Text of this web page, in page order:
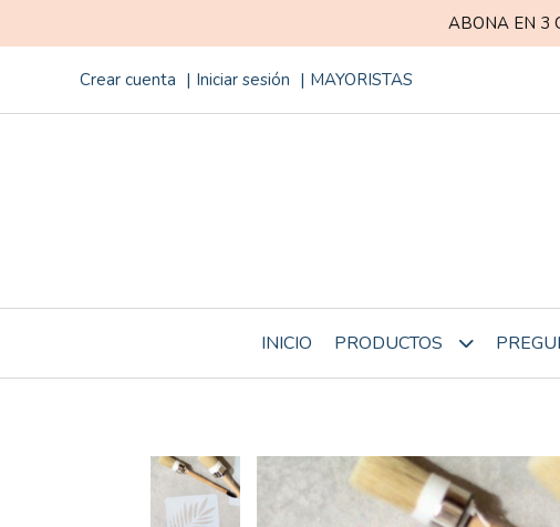
ABONA EN 3
Crear cuenta Iniciar sesión MAYORISTAS
INICIO PRODUCTOS